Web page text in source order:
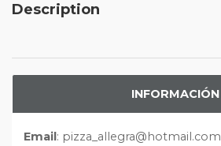
Description
INFORMACIÓN
Email: pizza_allegra@hotmail.com